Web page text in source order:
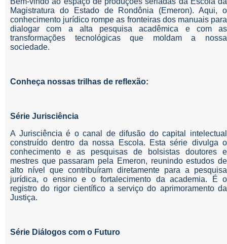
Magistratura do Estado de Rondônia (Emeron). Aqui, o
conhecimento jurídico rompe as fronteiras dos manuais para
dialogar com a alta pesquisa acadêmica e com as
transformações tecnológicas que moldam a nossa
sociedade.
Conheça nossas trilhas de reflexão:
Série Jurisciência
A Jurisciência é o canal de difusão do capital intelectual
construído dentro da nossa Escola. Esta série divulga o
conhecimento e as pesquisas de bolsistas doutores e
mestres que passaram pela Emeron, reunindo estudos de
alto nível que contribuíram diretamente para a pesquisa
jurídica, o ensino e o fortalecimento da academia. É o
registro do rigor científico a serviço do aprimoramento da
Justiça.
Série Diálogos com o Futuro